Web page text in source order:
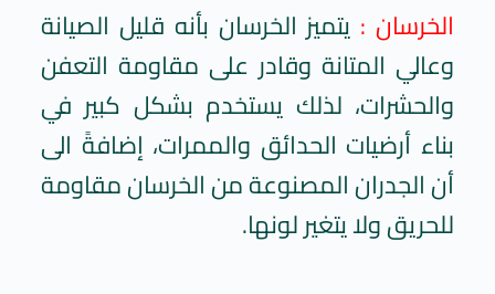
الخرسان : يتميز الخرسان بأنه قليل الصيانة
وعالي المتانة وقادر على مقاومة التعفن
والحشرات، لذلك يستخدم بشكل كبير في
بناء أرضيات الحدائق والممرات، إضافةً الى
أن الجدران المصنوعة من الخرسان مقاومة
للحريق ولا يتغير لونها.